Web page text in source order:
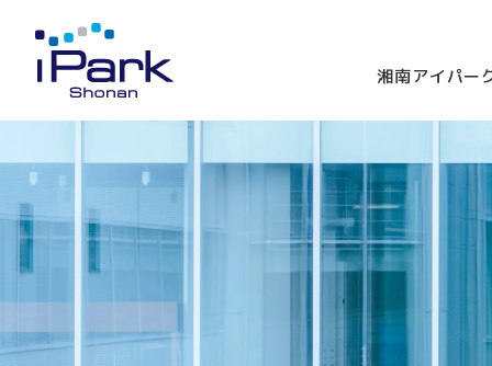
湘南アイパー